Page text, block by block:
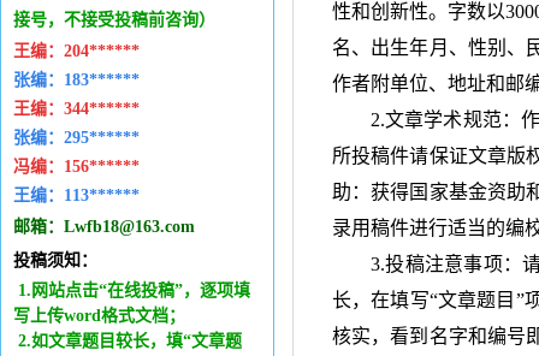
接号，不接受投稿前咨询）
王编： 204******
张编：183******
王编： 344******
张编：295******
冯编： 156******
王编： 113******
邮箱： Lwfb18@163.com
投稿须知：
1.网站点击“在线投稿”，逐项填
写上传word格式文档；
2.如文章题目较长，填“文章题
性和创新性。字数以
名、出生年月、性别、
作者附单位、地址和邮
2.文章学术规范：
所投稿件请保证文章版
助：获得国家基金资助
录用稿件进行适当的编
3.投稿注意事项：
长，在填写“文章题目”
核实，看到名字和编号